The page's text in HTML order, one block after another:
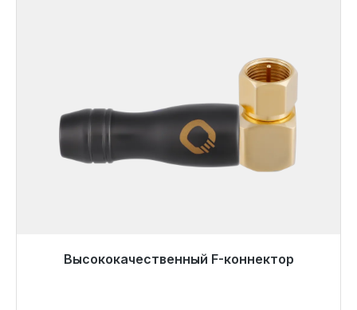
Высококачественный F-коннектор
Готовы к немедленной отправке, срок поставки